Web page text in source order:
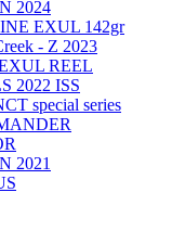
2024
EXUL 142gr
- Z 2023
REEL
2022 ISS
special series
2021